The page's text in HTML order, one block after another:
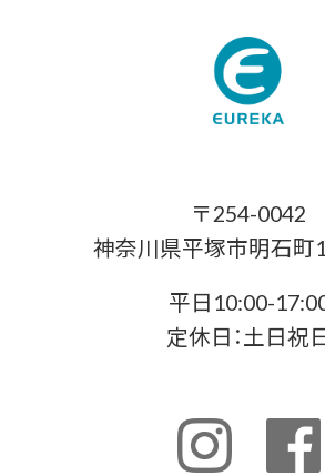
〒254-0042
神奈川県平塚市明石町
平日10:00-
定休日：土日祝